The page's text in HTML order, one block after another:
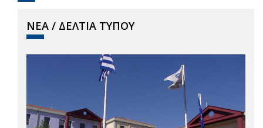
ΝΕΑ / ΔΕΛΤΙΑ ΤΥΠΟΥ